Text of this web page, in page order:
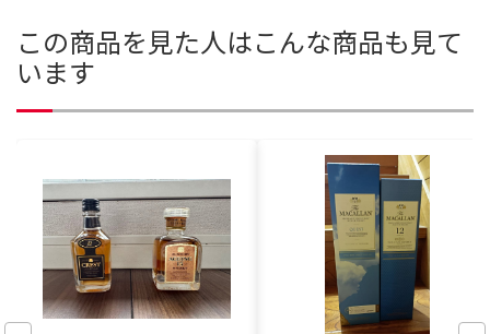
この商品を見た人はこんな商品も見て
います